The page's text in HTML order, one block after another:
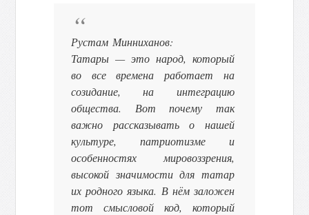
Рустам Минниханов:
Татары — это народ, который
во все времена работает на
созидание, на интеграцию
общества. Вот почему так
важно рассказывать о нашей
культуре, патриотизме и
особенностях мировоззрения,
высокой значимости для татар
их родного языка. В нём заложен
тот смысловой код, который